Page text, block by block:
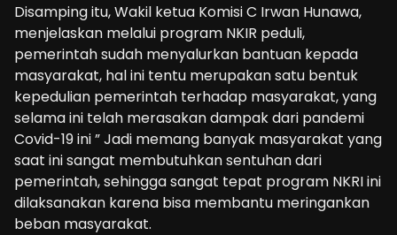
Disamping itu, Wakil ketua Komisi C Irwan Hunawa,
menjelaskan melalui program NKIR peduli,
pemerintah sudah menyalurkan bantuan kepada
masyarakat, hal ini tentu merupakan satu bentuk
kepedulian pemerintah terhadap masyarakat, yang
selama ini telah merasakan dampak dari pandemi
Covid-19 ini ” Jadi memang banyak masyarakat yang
saat ini sangat membutuhkan sentuhan dari
pemerintah, sehingga sangat tepat program NKRI ini
dilaksanakan karena bisa membantu meringankan
beban masyarakat.